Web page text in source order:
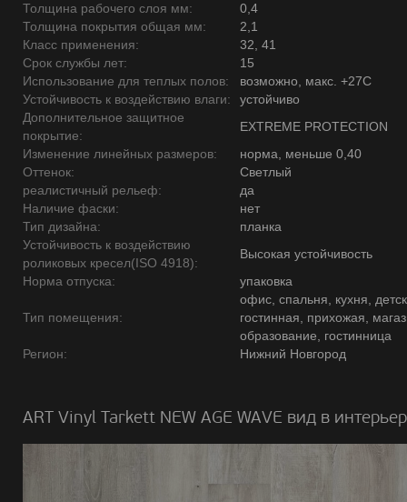
Толщина рабочего слоя мм:
0,4
Толщина покрытия общая мм:
2,1
Класс применения:
32, 41
Срок службы лет:
15
Использование для теплых полов:
возможно, макс. +27С
Устойчивость к воздействию влаги:
устойчиво
Дополнительное защитное
покрытие:
EXTREME PROTECTION
Изменение линейных размеров:
норма, меньше 0,40
Оттенок:
Светлый
реалистичный рельеф:
да
Наличие фаски:
нет
Тип дизайна:
планка
Устойчивость к воздействию
роликовых кресел(ISO 4918):
Высокая устойчивость
Норма отпуска:
упаковка
Тип помещения:
офис, спальня, кухня,
гостинная, прихожая,
образование, гостинница
Регион:
Нижний Новгород
ART Vinyl Tarkett NEW AGE WAVE вид в